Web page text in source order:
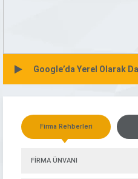
Google’da Yerel Olarak
Firma Rehberleri
FİRMA ÜNVANI